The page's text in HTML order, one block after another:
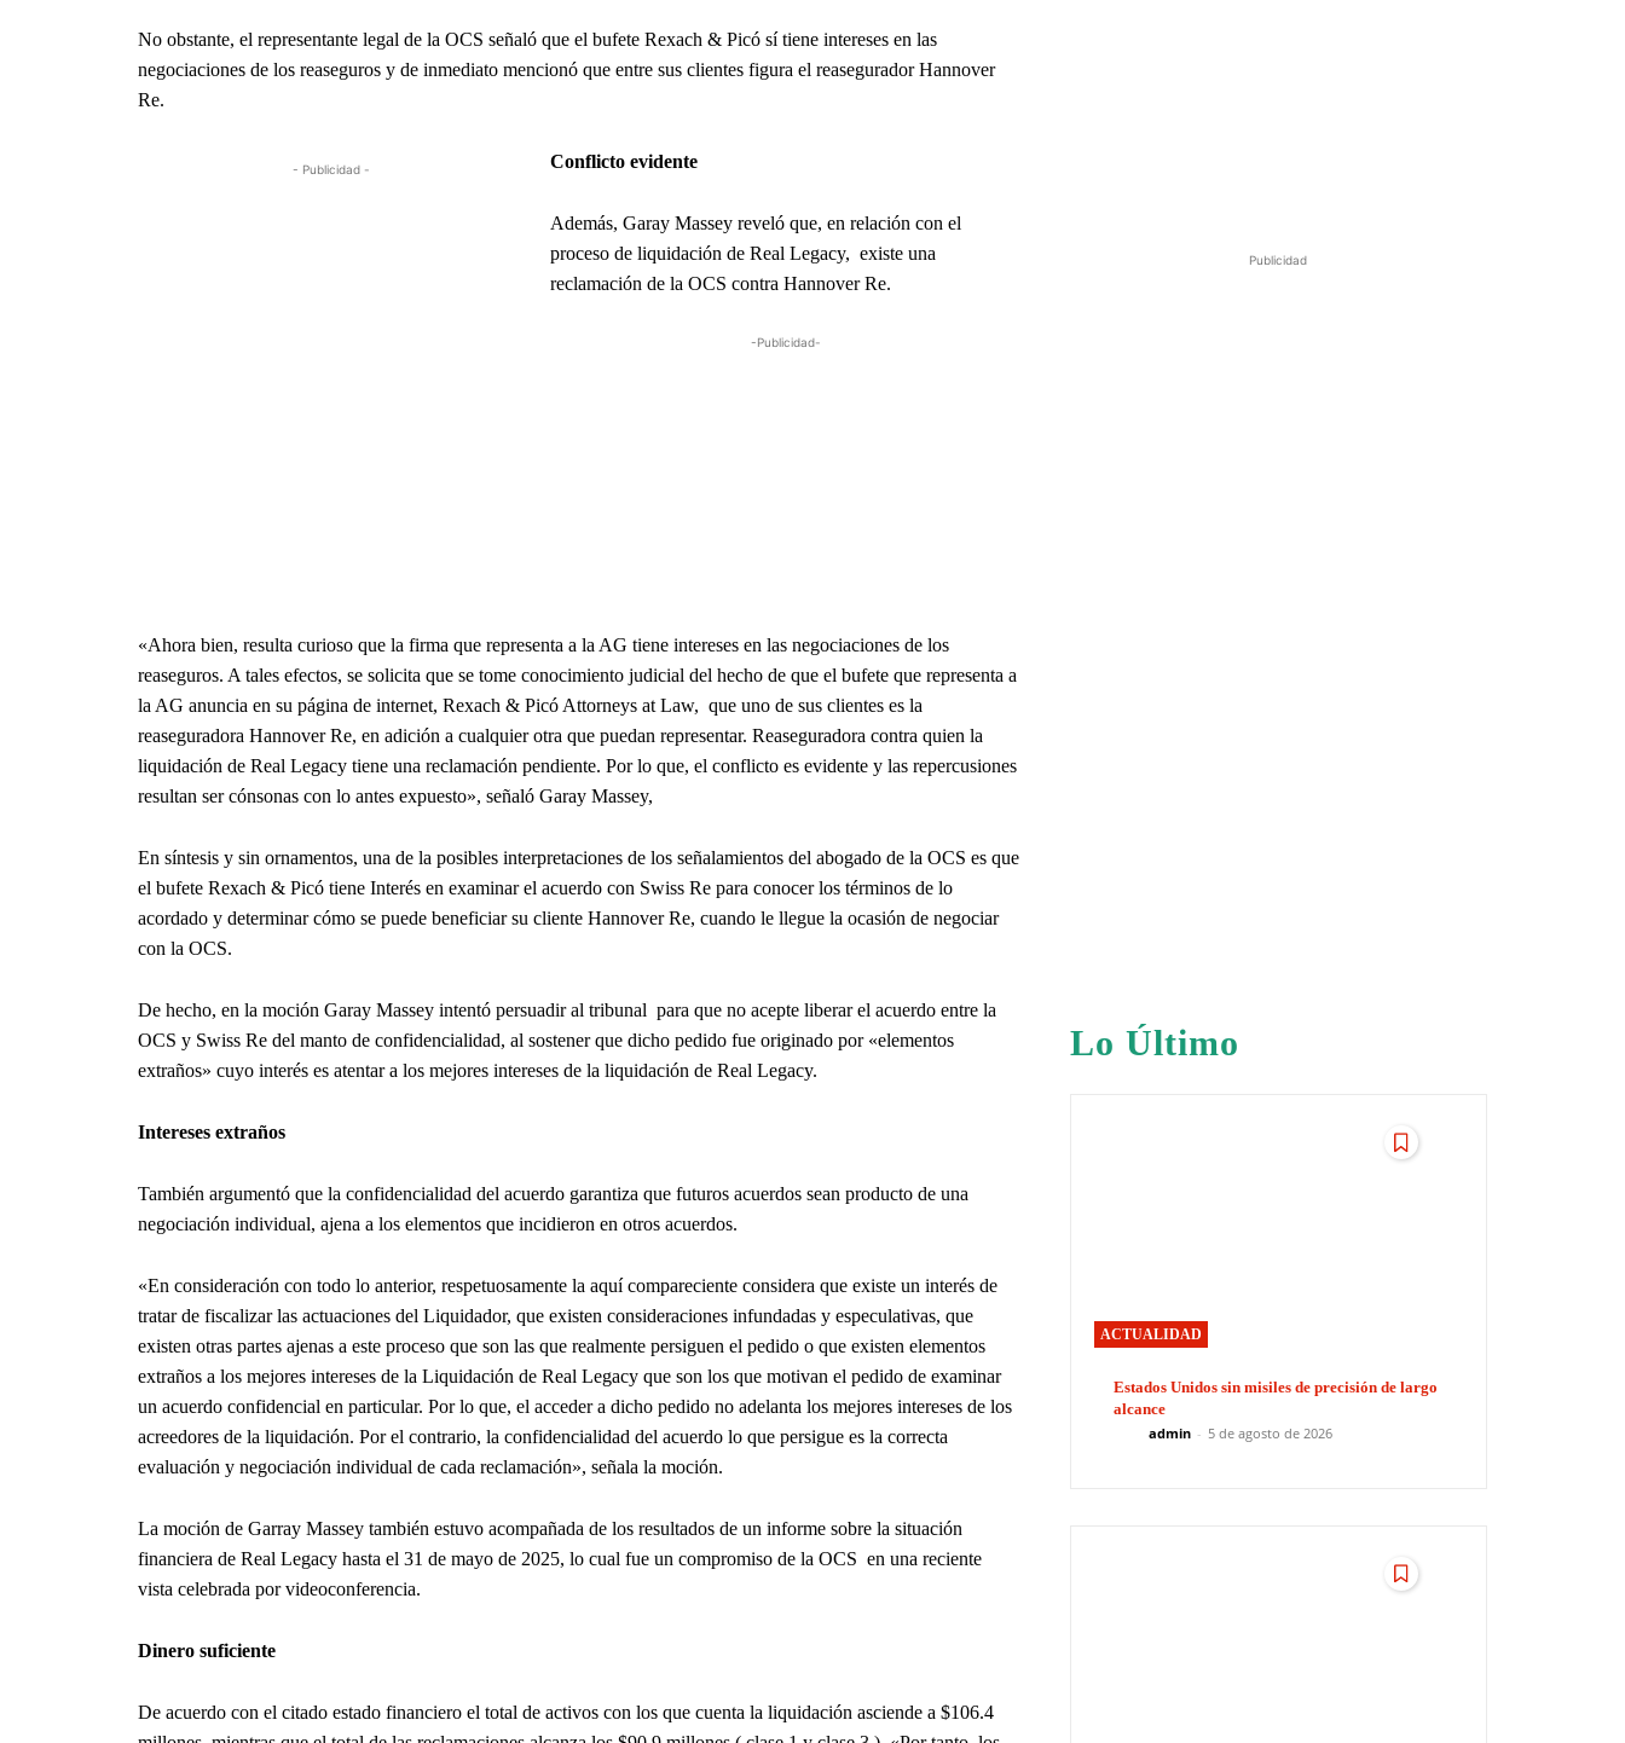
No obstante, el representante legal de la OCS señaló que el bufete Rexach & Picó sí tiene intereses en las
negociaciones de los reaseguros y de inmediato mencionó que entre sus clientes figura el reasegurador Hannover
Re.
- Publicidad - Conflicto evidente
Además, Garay Massey reveló que, en relación con el
proceso de liquidación de Real Legacy, existe una
reclamación de la OCS contra Hannover Re.
-Publicidad-
«Ahora bien, resulta curioso que la firma que representa a la AG tiene intereses en las negociaciones de los
reaseguros. A tales efectos, se solicita que se tome conocimiento judicial del hecho de que el bufete que representa a
la AG anuncia en su página de internet, Rexach & Picó Attorneys at Law, que uno de sus clientes es la
reaseguradora Hannover Re, en adición a cualquier otra que puedan representar. Reaseguradora contra quien la
liquidación de Real Legacy tiene una reclamación pendiente. Por lo que, el conflicto es evidente y las repercusiones
resultan ser cónsonas con lo antes expuesto», señaló Garay Massey,
En síntesis y sin ornamentos, una de la posibles interpretaciones de los señalamientos del abogado de la OCS es que
el bufete Rexach & Picó tiene Interés en examinar el acuerdo con Swiss Re para conocer los términos de lo
acordado y determinar cómo se puede beneficiar su cliente Hannover Re, cuando le llegue la ocasión de negociar
con la OCS.
De hecho, en la moción Garay Massey intentó persuadir al tribunal para que no acepte liberar el acuerdo entre la
OCS y Swiss Re del manto de confidencialidad, al sostener que dicho pedido fue originado por «elementos
extraños» cuyo interés es atentar a los mejores intereses de la liquidación de Real Legacy.
Intereses extraños
También argumentó que la confidencialidad del acuerdo garantiza que futuros acuerdos sean producto de una
negociación individual, ajena a los elementos que incidieron en otros acuerdos.
«En consideración con todo lo anterior, respetuosamente la aquí compareciente considera que existe un interés de
tratar de fiscalizar las actuaciones del Liquidador, que existen consideraciones infundadas y especulativas, que
existen otras partes ajenas a este proceso que son las que realmente persiguen el pedido o que existen elementos
extraños a los mejores intereses de la Liquidación de Real Legacy que son los que motivan el pedido de examinar
un acuerdo confidencial en particular. Por lo que, el acceder a dicho pedido no adelanta los mejores intereses de los
acreedores de la liquidación. Por el contrario, la confidencialidad del acuerdo lo que persigue es la correcta
evaluación y negociación individual de cada reclamación», señala la moción.
La moción de Garray Massey también estuvo acompañada de los resultados de un informe sobre la situación
financiera de Real Legacy hasta el 31 de mayo de 2025, lo cual fue un compromiso de la OCS en una reciente
vista celebrada por videoconferencia.
Dinero suficiente
De acuerdo con el citado estado financiero el total de activos con los que cuenta la liquidación asciende a $106.4
Publicidad
Lo Último
ACTUALIDAD
Estados Unidos sin misiles de precisión de largo
alcance
admin - 5 de agosto de 2026